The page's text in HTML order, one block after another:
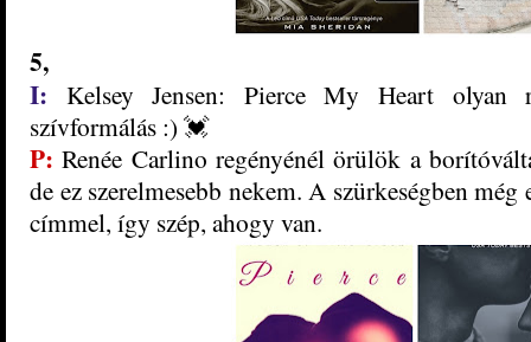
5,
I: Kelsey Jensen: Pierce ​My Heart olyan
szívformálás :) 💓
P:Renée Carlino regényénél örülök a
de ez szerelmesebb nekem. A szürkeségben
címmel, így szép, ahogy van.